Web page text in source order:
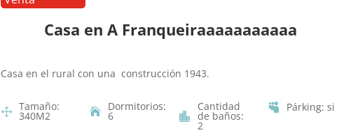
Casa en A Franqueiraaaaaaaaaaa
Casa en el rural con una construcción 1943.
Tamaño:
340M2
Dormitorios:
6
Cantidad
de baños:
2
Párking:si